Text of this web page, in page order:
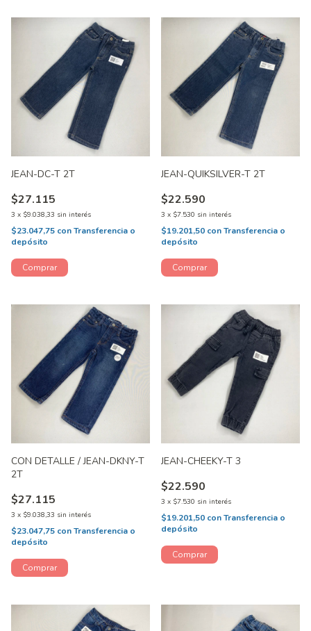
JEAN-DC-T 2T
$27.115
3 x $9.038,33 sin interés
$23.047,75 conTransferencia o
depósito
JEAN-QUIKSILVER-T 2T
$22.590
3 x $7.530 sin interés
$19.201,50 conTransferencia o
depósito
CON DETALLE / JEAN-DKNY-T
2T
$27.115
3 x $9.038,33 sin interés
$23.047,75 conTransferencia o
depósito
JEAN-CHEEKY-T 3
$22.590
3 x $7.530 sin interés
$19.201,50 conTransferencia o
depósito